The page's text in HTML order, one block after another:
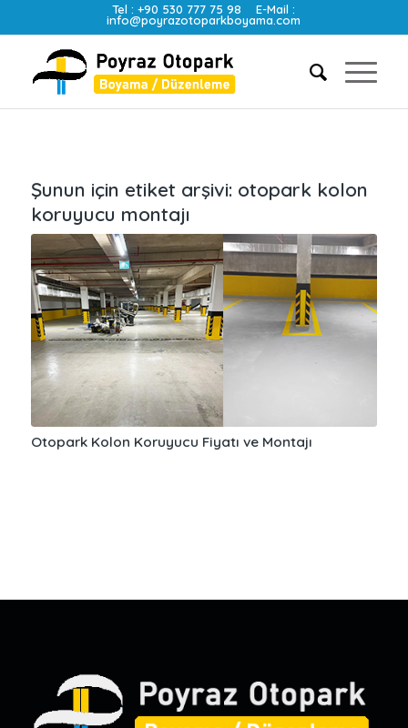
Tel :+90 530 777 75 98 E-Mail :
info@poyrazotoparkboyama.com
Şunun için etiket arşivi: otopark kolon
koruyucu montajı
Otopark Kolon Koruyucu Fiyatı ve Montajı